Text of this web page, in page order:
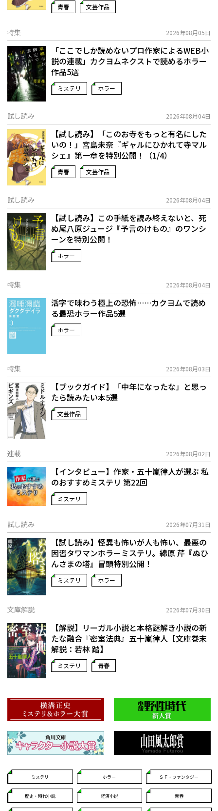
青春 文芸作品
特集 2026年08月05日
「ここでしか読めないプロ作家によるWEB小
説の連載」――カクヨムネクストで読めるホラー
作品5選
ミステリ ホラー
試し読み 2026年08月04日
【試し読み】「このお寺をもっと有名にした
いの！」宮島未奈『ギャルにひかれて寺マル
シェ』第一章を特別公開！（1/4）
青春 文芸作品
試し読み 2026年08月04日
【試し読み】この手紙を読み終えないと、死
ぬ――尾八原ジュージ『予言のけもの』のワンシ
ーンを特別公開！
ホラー
特集 2026年08月04日
活字で味わう極上の恐怖……カクヨムで読め
る最恐ホラー作品5選
ホラー
特集 2026年08月03日
【ブックガイド】「中年になったな」と思っ
たら読みたい本5選
文芸作品
連載 2026年08月02日
【インタビュー】作家・五十嵐律人が選ぶ 私
のおすすめミステリ 第22回
ミステリ
試し読み 2026年07月31日
【試し読み】怪異も怖いが人も怖い、最悪の
因習タワマンホラーミステリ。綿原 芹『ぬひ
んさまの塔』冒頭特別公開！
ミステリ ホラー
文庫解説 2026年07月30日
【解説】リーガル小説と本格謎解き小説の新
たな融合――『密室法典』五十嵐律人【文庫巻末
解説：若林 踏】
ミステリ 青春
ミステリ ホラー ＳＦ・ファンタジー
歴史・時代小説 経済小説 青春